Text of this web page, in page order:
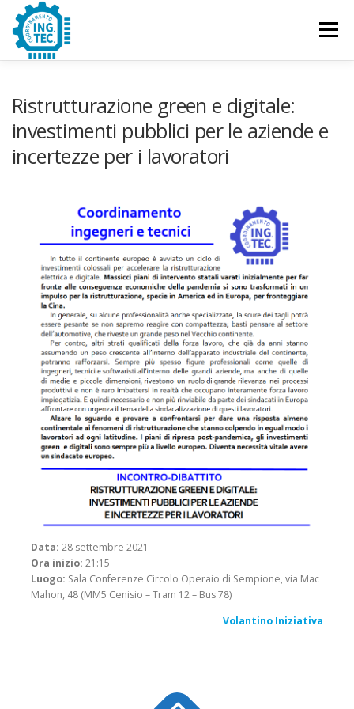
Passa
contenuto
Menu
CONTATTACI
Ristrutturazione green e digitale:
investimenti pubblici per le aziende e
incertezze per i lavoratori
Data: 28 settembre 2021
Ora inizio: 21:15
Luogo: Sala Conferenze Circolo Operaio di Sempione, via Mac
Mahon, 48 (MM5 Cenisio – Tram 12 – Bus 78)
Volantino Iniziativa